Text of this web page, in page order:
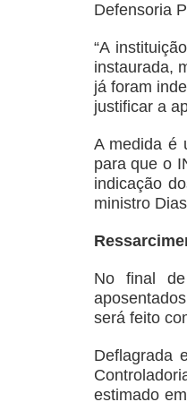
Defensoria
“A
instaurada,
já foram
justificar a
A medida é
para que o
indicação
ministro
No final
será feito
Deflagrada
estimado